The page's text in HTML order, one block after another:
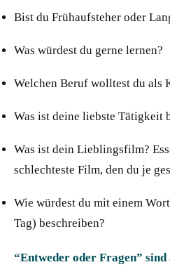
Bist du Frühaufsteher oder
Was würdest du gerne lernen?
Welchen Beruf wolltest du als
Was ist deine liebste Tätigkeit
Was ist dein Lieblingsfilm?
schlechteste Film, den du je
Wie würdest du mit einem
Tag) beschreiben?
“Entweder oder Fragen” sind